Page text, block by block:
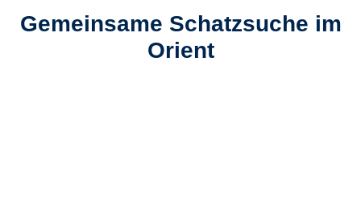
Gemeinsame Schatzsuche im
Orient